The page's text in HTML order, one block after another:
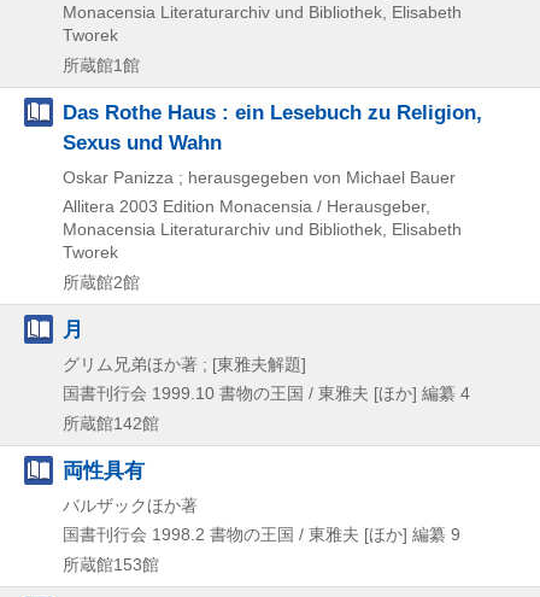
Monacensia Literaturarchiv und Bibliothek, Elisabeth
Tworek
所蔵館1館
Das Rothe Haus : ein Lesebuch zu Religion,
Sexus und Wahn
Oskar Panizza ; herausgegeben von Michael Bauer
Allitera 2003 Edition Monacensia / Herausgeber,
Monacensia Literaturarchiv und Bibliothek, Elisabeth
Tworek
所蔵館2館
月
グリム兄弟ほか著 ; [東雅夫解題]
国書刊行会 1999.10 書物の王国 / 東雅夫 [ほか] 編纂 4
所蔵館142館
両性具有
バルザックほか著
国書刊行会 1998.2 書物の王国 / 東雅夫 [ほか] 編纂 9
所蔵館153館